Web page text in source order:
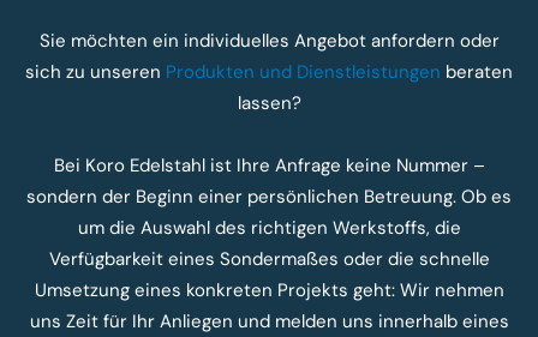
Sie möchten ein individuelles Angebot anfordern oder
sich zu unseren Produkten und Dienstleistungen beraten
lassen?
Bei Koro Edelstahl ist Ihre Anfrage keine Nummer –
sondern der Beginn einer persönlichen Betreuung. Ob es
um die Auswahl des richtigen Werkstoffs, die
Verfügbarkeit eines Sondermaßes oder die schnelle
Umsetzung eines konkreten Projekts geht: Wir nehmen
uns Zeit für Ihr Anliegen und melden uns innerhalb eines